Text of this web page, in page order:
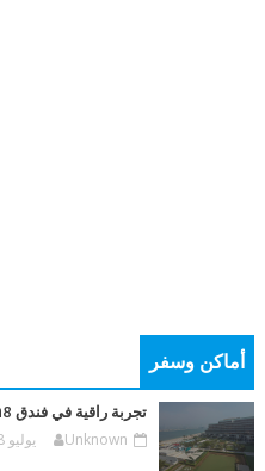
أماكن وسفر
تجربة راقية في فندق Th8 في نخلة جميرا بدبي
Unknown يوليو 28, 2026